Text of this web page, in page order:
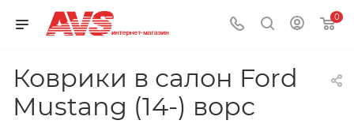
0
Коврики в салон Ford
Mustang (14-) ворс